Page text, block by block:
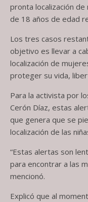
pronta localización
de 18 años de edad
Los tres casos
objetivo es llevar a
localización de
proteger su vida,
Para la activista por
Cerón Díaz, estas
que genera que se
localización de las
“Estas alertas son
para encontrar a las
mencionó.
Explicó que al